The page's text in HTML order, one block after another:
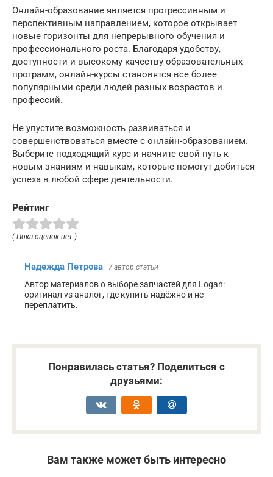
Онлайн-образование является прогрессивным и
перспективным направлением, которое открывает
новые горизонты для непрерывного обучения и
профессионального роста. Благодаря удобству,
доступности и высокому качеству образовательных
программ, онлайн-курсы становятся все более
популярными среди людей разных возрастов и
профессий.
Не упустите возможность развиваться и
совершенствоваться вместе с онлайн-образованием.
Выберите подходящий курс и начните свой путь к
новым знаниям и навыкам, которые помогут добиться
успеха в любой сфере деятельности.
Рейтинг
( Пока оценок нет )
Надежда Петрова / автор статьи
Автор материалов о выборе запчастей для Logan:
оригинал vs аналог, где купить надёжно и не
переплатить.
Понравилась статья? Поделиться с
друзьями:
Вам также может быть интересно